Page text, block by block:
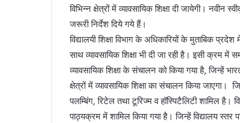
विभिन्न क्षेत्रों में व्यावसायिक शिक्षा दी जायेगी। नवीन
जरूरी निर्देश दिये गये हैं।
विद्यालयी शिक्षा विभाग के अधिकारियों के मुताबिक
साथ व्यावसायिक शिक्षा भी दी जा रही है। इसी क्रम
व्यावसायिक शिक्षा के संचालन को किया गया है, जिन्हें
क्षेत्रों में व्यावसायिक शिक्षा का संचालन किया
पलम्बिंग, रिटेल तथा टूरिज्म व हॉस्पिटैलिटी शामिल है।
पाठ्यक्रम में शामिल किया गया है। जिन्हें विद्यालय